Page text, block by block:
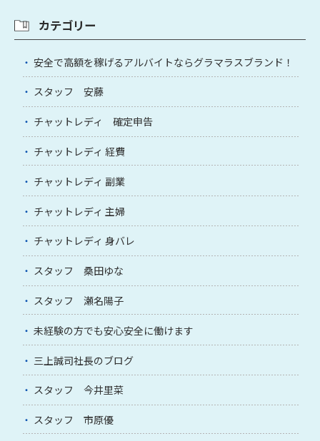
カテゴリー
安全で高額を稼げるアルバイトならグラマラスブランド！
スタッフ 安藤
チャットレディ 確定申告
チャットレディ 経費
チャットレディ 副業
チャットレディ 主婦
チャットレディ 身バレ
スタッフ 桑田ゆな
スタッフ 瀬名陽子
未経験の方でも安心安全に働けます
三上誠司社長のブログ
スタッフ 今井里菜
スタッフ 市原優